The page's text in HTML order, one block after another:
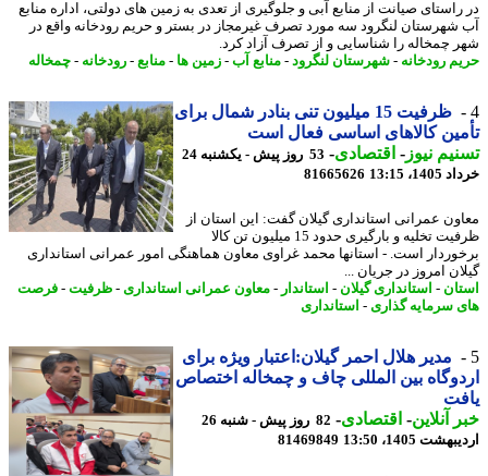
صیانت از منابع آبی و جلوگیری از تعدی به زمین های دولتی، اداره منابع
لنگرود سه مورد تصرف غیرمجاز در بستر و حریم رودخانه واقع در
چمخاله را شناسایی و از تصرف آزاد کرد.
رودخانه-شهرستان لنگرود- منابع آب- زمین ها- منابع-رودخانه-چمخاله
ظرفیت 15 میلیون تنی بنادر شمال برای
کالاهای اساسی فعال است
نیوز-اقتصادی-
53 روز پیش - یکشنبه 24
13:15
81665626
عمرانی استانداری گیلان گفت: این استان از
ظرفیت تخلیه و بارگیری حدود 15 میلیون تن کالا
است. - استانها محمد غراوی معاون هماهنگی امور عمرانی استانداری
امروز در جریان ...
-استانداری گیلان-استاندار-معاون عمرانی استانداری- ظرفیت -فرصت
سرمایه گذاری- استانداری
مدیر هلال احمر گیلان:اعتبار ویژه برای
بین المللی چاف و چمخاله اختصاص
آنلاین-اقتصادی-
82 روز پیش - شنبه 26
1405، 13:50
81469849